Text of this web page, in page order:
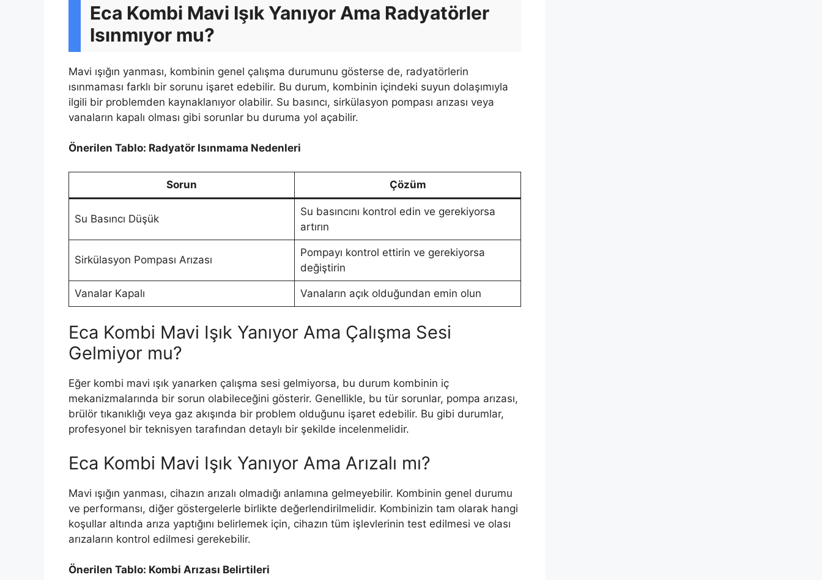
Eca Kombi Mavi Işık Yanıyor Ama Radyatörler
Isınmıyor mu?
Mavi ışığın yanması, kombinin genel çalışma durumunu gösterse de, radyatörlerin
ısınmaması farklı bir sorunu işaret edebilir. Bu durum, kombinin içindeki suyun dolaşımıyla
ilgili bir problemden kaynaklanıyor olabilir. Su basıncı, sirkülasyon pompası arızası veya
vanaların kapalı olması gibi sorunlar bu duruma yol açabilir.
Önerilen Tablo: Radyatör Isınmama Nedenleri
Sorun Çözüm
Su Basıncı Düşük
Su basıncını kontrol edin ve gerekiyorsa
artırın
Sirkülasyon Pompası Arızası
Pompayı kontrol ettirin ve gerekiyorsa
değiştirin
Vanalar Kapalı Vanaların açık olduğundan emin olun
Eca Kombi Mavi Işık Yanıyor Ama Çalışma Sesi
Gelmiyor mu?
Eğer kombi mavi ışık yanarken çalışma sesi gelmiyorsa, bu durum kombinin iç
mekanizmalarında bir sorun olabileceğini gösterir. Genellikle, bu tür sorunlar, pompa arızası,
brülör tıkanıklığı veya gaz akışında bir problem olduğunu işaret edebilir. Bu gibi durumlar,
profesyonel bir teknisyen tarafından detaylı bir şekilde incelenmelidir.
Eca Kombi Mavi Işık Yanıyor Ama Arızalı mı?
Mavi ışığın yanması, cihazın arızalı olmadığı anlamına gelmeyebilir. Kombinin genel durumu
ve performansı, diğer göstergelerle birlikte değerlendirilmelidir. Kombinizin tam olarak hangi
koşullar altında arıza yaptığını belirlemek için, cihazın tüm işlevlerinin test edilmesi ve olası
arızaların kontrol edilmesi gerekebilir.
Önerilen Tablo: Kombi Arızası Belirtileri